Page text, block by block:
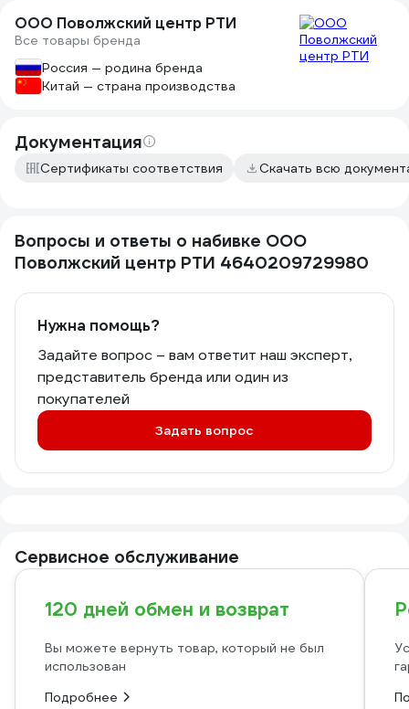
ООО Поволжский центр РТИ
Все товары бренда
Россия — родина бренда
Китай — страна производства
Документация
Сертификаты соответствия Скачать всю
Вопросы и ответы о набивке ООО
Поволжский центр РТИ 4640209729980
Нужна помощь?
Задайте вопрос – вам ответит наш эксперт,
представитель бренда или один из
покупателей
Задать вопрос
Сервисное обслуживание
120 дней обмен и возврат
Вы можете вернуть товар, который не был
использован
Подробнее